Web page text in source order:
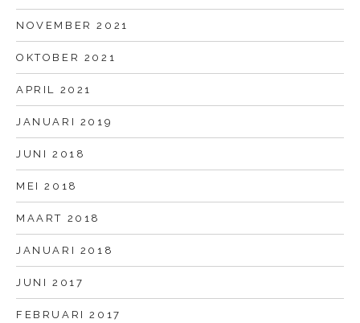
NOVEMBER 2021
OKTOBER 2021
APRIL 2021
JANUARI 2019
JUNI 2018
MEI 2018
MAART 2018
JANUARI 2018
JUNI 2017
FEBRUARI 2017